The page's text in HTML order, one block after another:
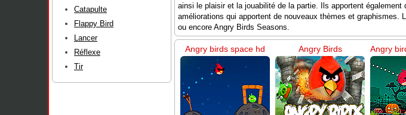
ainsi le plaisir et la jouabilité de la partie. Ils apportent
améliorations qui apportent de nouveaux thèmes et
ou encore Angry Birds Seasons.
Angry birds space hd Angry Birds
Catapulte
Flappy Bird
Lancer
Réflexe
Tir